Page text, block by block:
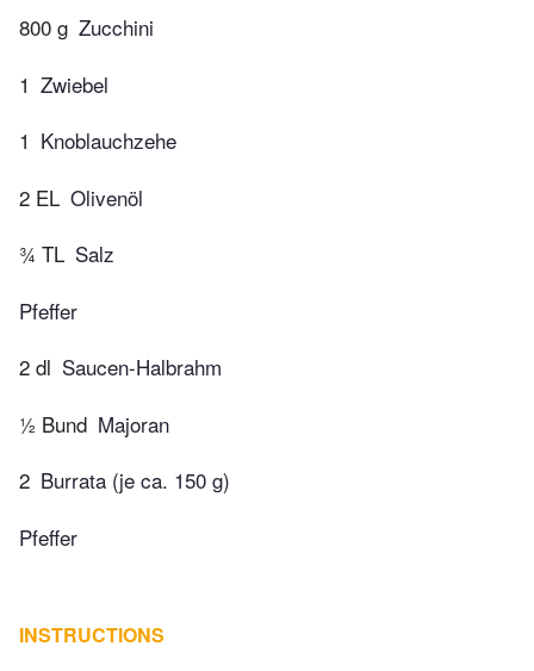
800 g Zucchini
1 Zwiebel
1 Knoblauchzehe
2 EL Olivenöl
¾ TL Salz
Pfeffer
2 dl Saucen-Halbrahm
½ Bund Majoran
2 Burrata (je ca. 150 g)
Pfeffer
INSTRUCTIONS